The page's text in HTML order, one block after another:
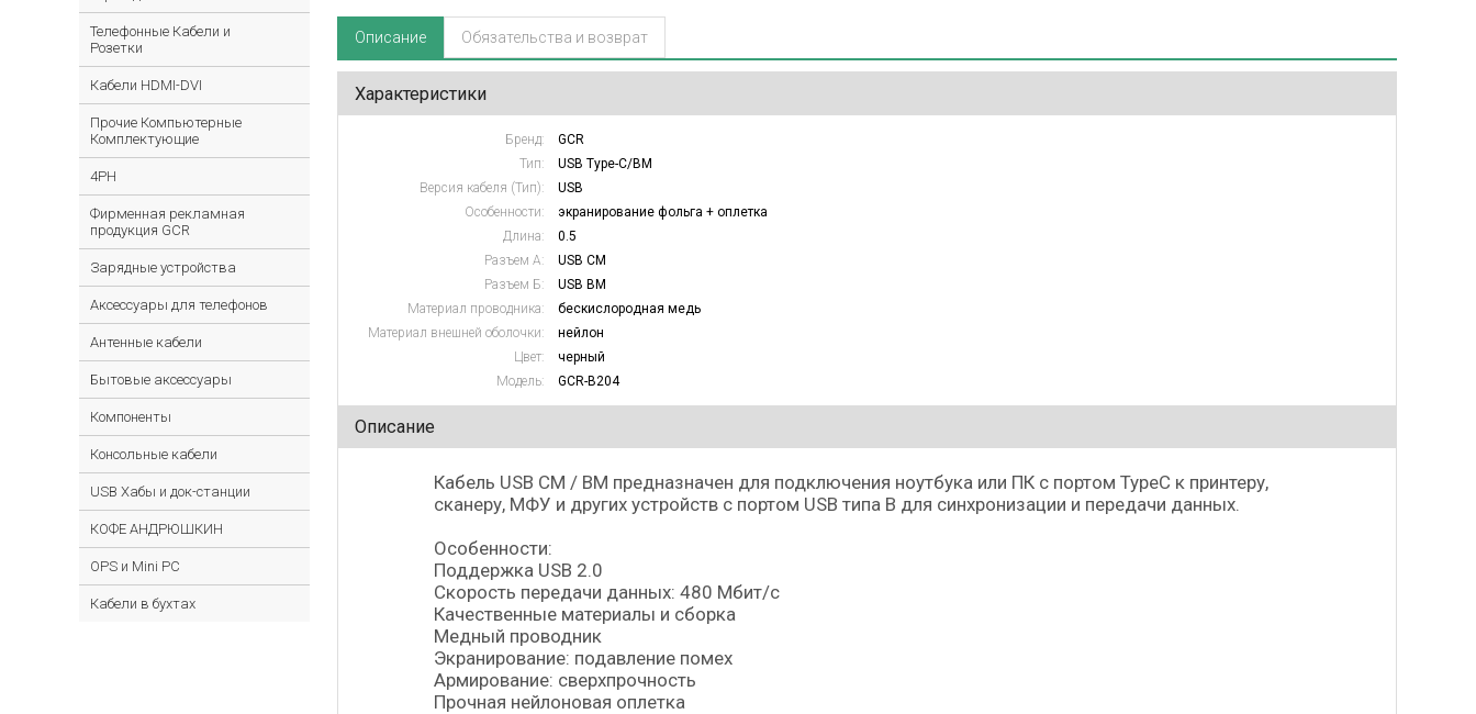
Телефонные Кабели и
Розетки
Кабели HDMI-DVI
Прочие Компьютерные
Комплектующие
4PH
Фирменная рекламная
продукция GCR
Зарядные устройства
Аксессуары для телефонов
Антенные кабели
Бытовые аксессуары
Компоненты
Консольные кабели
USB Хабы и док-станции
КОФЕ АНДРЮШКИН
OPS и Mini PC
Кабели в бухтах
Описание Обязательства и возврат
Характеристики
Бренд:
GCR
Тип:
USB Type-C/BM
Версия кабеля (Тип):
USB
Особенности:
экранирование фольга + оплетка
Длина:
0.5
Разъем А:
USB CM
Разъем Б:
USB BM
Материал проводника:
бескислородная медь
Материал внешней оболочки:
нейлон
Цвет:
черный
Модель:
GCR-B204
Описание
Кабель USB CM / BM предназначен для подключения ноутбука или ПК с портом TypeC к принтеру,
сканеру, МФУ и других устройств с портом USB типа B для синхронизации и передачи данных.
Особенности:
Поддержка USB 2.0
Скорость передачи данных: 480 Мбит/с
Качественные материалы и сборка
Медный проводник
Экранирование: подавление помех
Армирование: сверхпрочность
Прочная нейлоновая оплетка